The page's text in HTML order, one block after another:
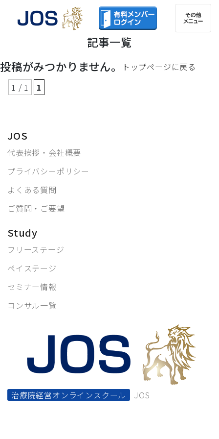
記事一覧
投稿がみつかりません。
トップページに戻る
1 / 1
1
JOS
代表挨拶・会社概要
プライバシーポリシー
よくある質問
ご質問・ご要望
Study
フリーステージ
ペイステージ
セミナー情報
コンサル一覧
治療院経営オンラインスクール JOS